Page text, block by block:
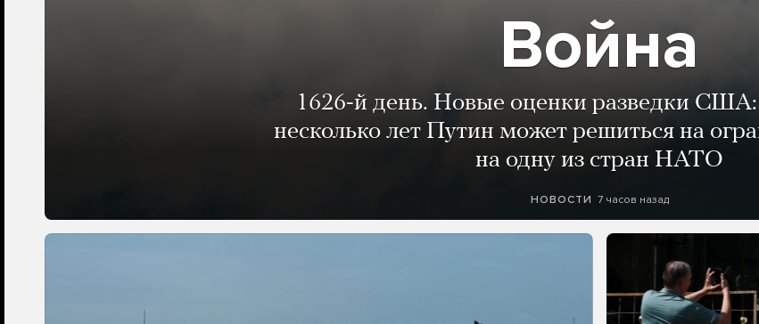
Война
1626-й день. Новые оценки разведки
несколько лет Путин может решиться на
на одну из стран НАТО
НОВОСТИ 7 часов назад